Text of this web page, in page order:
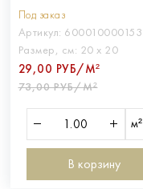
Под заказ
Артикул: 600010000153
Размер, см: 20 х 20
29,00 РУБ/М²
73,00 РУБ/М²
м²
В корзину